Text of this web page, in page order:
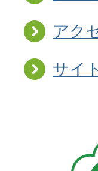
アク
サイ